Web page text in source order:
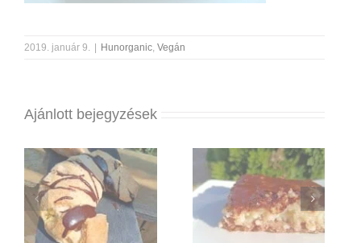
2019. január 9. | Hunorganic Vegán
Ajánlott bejegyzések